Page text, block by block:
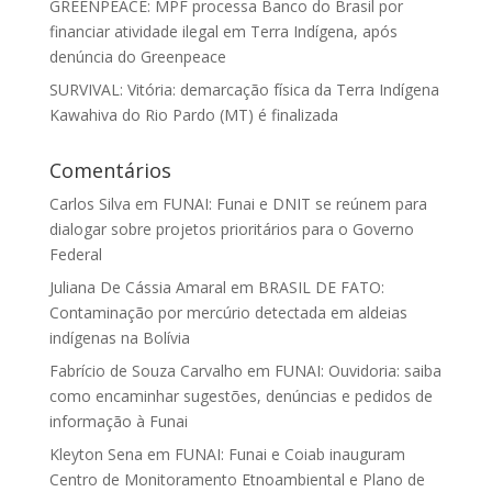
GREENPEACE: MPF processa Banco do Brasil por
financiar atividade ilegal em Terra Indígena, após
denúncia do Greenpeace
SURVIVAL: Vitória: demarcação física da Terra Indígena
Kawahiva do Rio Pardo (MT) é finalizada
Comentários
Carlos Silva em FUNAI: Funai e DNIT se reúnem para
dialogar sobre projetos prioritários para o Governo
Federal
Juliana De Cássia Amaral em BRASIL DE FATO:
Contaminação por mercúrio detectada em aldeias
indígenas na Bolívia
Fabrício de Souza Carvalho em FUNAI: Ouvidoria: saiba
como encaminhar sugestões, denúncias e pedidos de
informação à Funai
Kleyton Sena em FUNAI: Funai e Coiab inauguram
Centro de Monitoramento Etnoambiental e Plano de